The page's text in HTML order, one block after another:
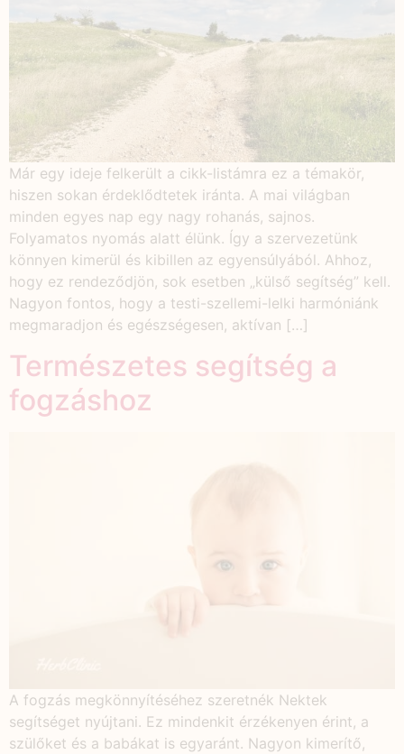
Már egy ideje felkerült a cikk-listámra ez a témakör,
hiszen sokan érdeklődtetek iránta. A mai világban
minden egyes nap egy nagy rohanás, sajnos.
Folyamatos nyomás alatt élünk. Így a szervezetünk
könnyen kimerül és kibillen az egyensúlyából. Ahhoz,
hogy ez rendeződjön, sok esetben „külső segítség” kell.
Nagyon fontos, hogy a testi-szellemi-lelki harmóniánk
megmaradjon és egészségesen, aktívan […]
Természetes segítség a
fogzáshoz
A fogzás megkönnyítéséhez szeretnék Nektek
segítséget nyújtani. Ez mindenkit érzékenyen érint, a
szülőket és a babákat is egyaránt. Nagyon kimerítő,